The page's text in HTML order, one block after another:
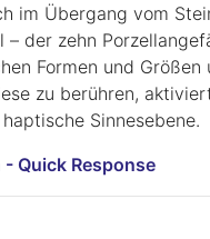
im Übergang vom
– der zehn
Formen und Größen
zu berühren,
Sinnesebene.
- Quick Response